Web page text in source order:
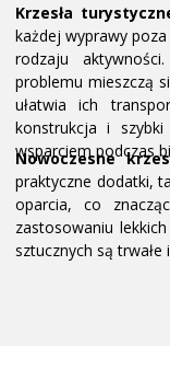
Krzesła
każdej wyprawy
rodzaju
problemu mieszczą
ułatwia ich
konstrukcja i
wsparciem podczas
Nowoczesne
praktyczne dodatki,
oparcia, co
zastosowaniu
sztucznych są